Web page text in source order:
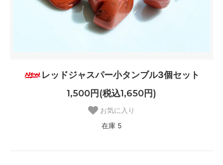
レッドジャスパー小タンブル3個セット
1,500円(税込1,650円)
お気に入り
在庫 5